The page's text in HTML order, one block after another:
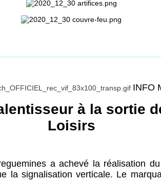
INFO
à la sortie
Loisirs
a achevé la réalisation
la signalisation verticale. Le